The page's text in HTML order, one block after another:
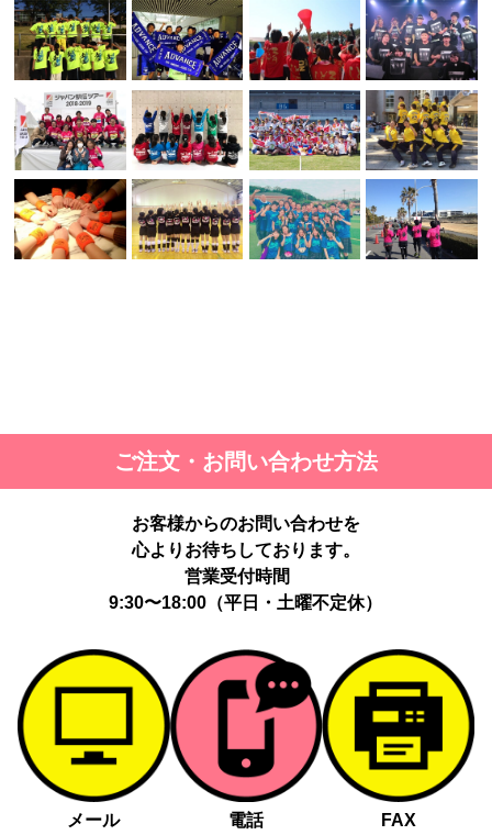
ご注文・お問い合わせ方法
お客様からのお問い合わせを
心よりお待ちしております。
営業受付時間
9:30〜18:00（平日・土曜不定休）
メール
電話 FAX